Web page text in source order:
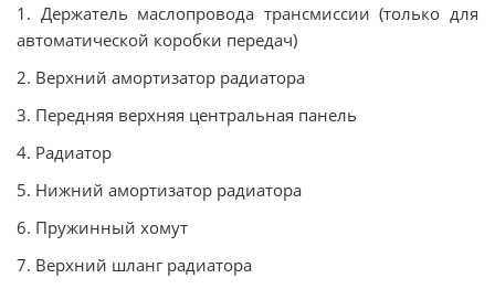
1. Держатель маслопровода трансмиссии (только для
автоматической коробки передач)
2. Верхний амортизатор радиатора
3. Передняя верхняя центральная панель
4. Радиатор
5. Нижний амортизатор радиатора
6. Пружинный хомут
7. Верхний шланг радиатора